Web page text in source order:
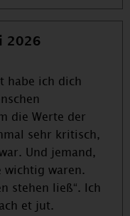
2026
habe ich dich
die Werte der
sehr kritisch,
Und jemand,
wichtig waren.
stehen ließ“. Ich
et jut.